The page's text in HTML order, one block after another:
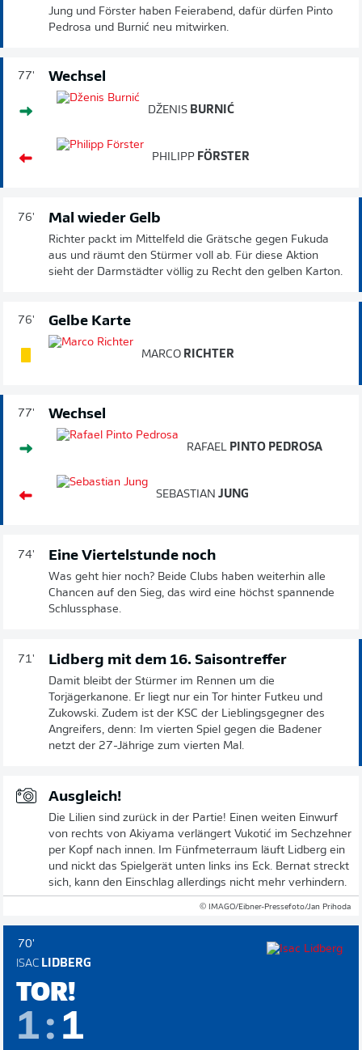
Jung und Förster haben Feierabend, dafür dürfen Pinto
Pedrosa und Burnić neu mitwirken.
77' Wechsel
DŽENIS BURNIĆ
PHILIPP FÖRSTER
76' Mal wieder Gelb
Richter packt im Mittelfeld die Grätsche gegen Fukuda
aus und räumt den Stürmer voll ab. Für diese Aktion
sieht der Darmstädter völlig zu Recht den gelben Karton.
76' Gelbe Karte
MARCO RICHTER
77' Wechsel
RAFAEL PINTO PEDROSA
SEBASTIAN JUNG
74' Eine Viertelstunde noch
Was geht hier noch? Beide Clubs haben weiterhin alle
Chancen auf den Sieg, das wird eine höchst spannende
Schlussphase.
71' Lidberg mit dem 16. Saisontreffer
Damit bleibt der Stürmer im Rennen um die
Torjägerkanone. Er liegt nur ein Tor hinter Futkeu und
Zukowski. Zudem ist der KSC der Lieblingsgegner des
Angreifers, denn: Im vierten Spiel gegen die Badener
netzt der 27-Jährige zum vierten Mal.
Ausgleich!
Die Lilien sind zurück in der Partie! Einen weiten Einwurf
von rechts von Akiyama verlängert Vukotić im Sechzehner
per Kopf nach innen. Im Fünfmeterraum läuft Lidberg ein
und nickt das Spielgerät unten links ins Eck. Bernat streckt
sich, kann den Einschlag allerdings nicht mehr verhindern.
© IMAGO/Eibner-Pressefoto/Jan Prihoda
70'
ISAC LIDBERG
TOR!
1: 1